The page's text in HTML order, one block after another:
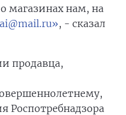
магазинах нам, на
, - сказал
продавца,
Роспотребнадзора